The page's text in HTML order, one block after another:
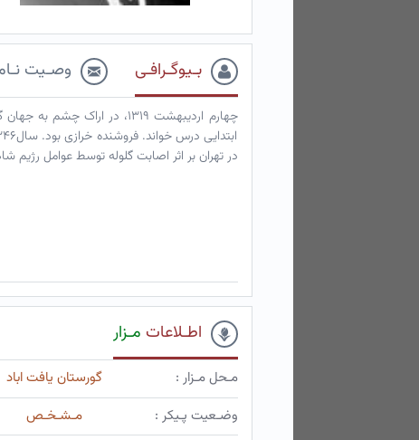
بـیوگـرافـی وصـیت
چهارم اردیبهشت ۱۳۱۹، در
در تهران بر اثر اصابت گلوله توسط عوامل
اطـلاعات مـزار
مـحل مـزار :
گورستان یافت اباد
وضـعیت پـیکر :
مـشـخـص